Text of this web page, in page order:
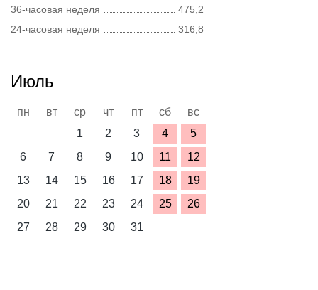
36-часовая неделя
475,2
24-часовая неделя
316,8
Июль
пн вт ср чт пт сб
вс
1
2 3 4
5
6
7 8 9 10 11
12
13
14 15 16 17 18
19
20
21 22 23 24 25
26
27
28 29 30 31